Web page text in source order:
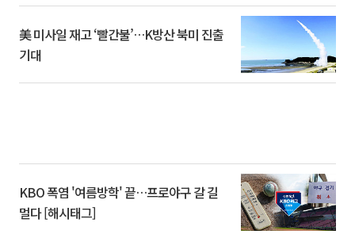
美 미사일 재고 ‘빨간불’…K방산 북미 진출
기대
KBO 폭염 '여름방학' 끝…프로야구 갈 길
멀다 [해시태그]